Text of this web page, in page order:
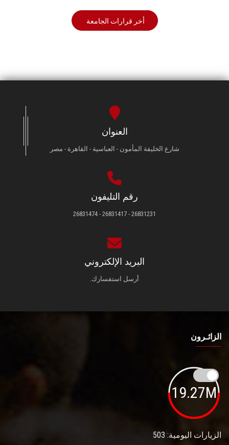
أخر قرارات الجامعة
العنوان
شارع الخليفة المأمون - العباسية - القاهرة - مصر
رقم التليفون
26831231 - 26831417 - 26831474
البريد الإلكتروني
أرسل استفسارك.
الزائـرون
19.27M
الزيارات اليومية: 503